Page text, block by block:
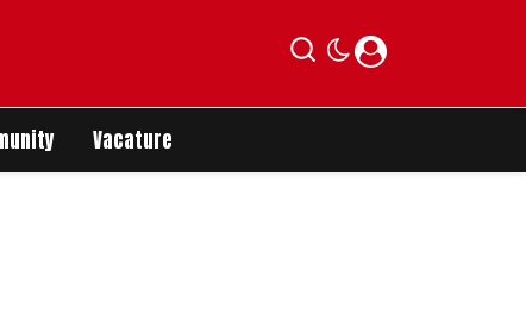
Vacature